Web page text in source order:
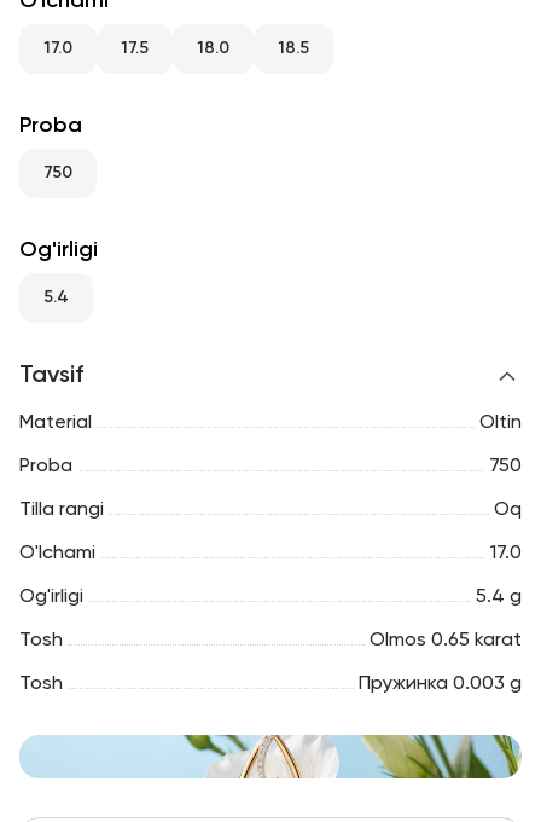
17.0 17.5 18.0 18.5
Proba
750
Og'irligi
5.4
Tavsif
Material Oltin
Proba 750
Tilla rangi Oq
O'lchami 17.0
Og'irligi 5.4 g
Tosh Olmos 0.65 karat
Tosh Пружинка 0.003 g